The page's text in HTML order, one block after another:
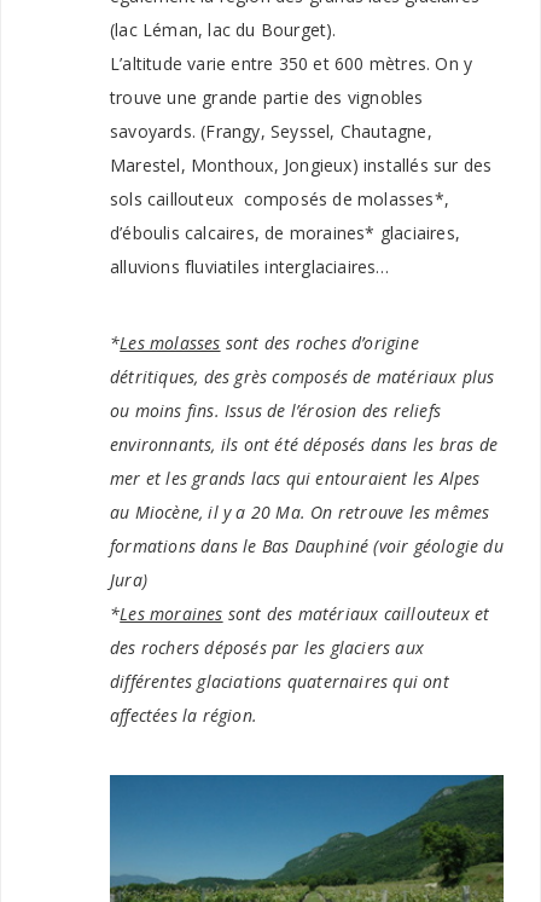
(lac Léman, lac du Bourget).
L’altitude varie entre 350 et 600 mètres. On y
trouve une grande partie des vignobles
savoyards. (Frangy, Seyssel, Chautagne,
Marestel, Monthoux, Jongieux) installés sur des
sols caillouteux composés de molasses*,
d’éboulis calcaires, de moraines* glaciaires,
alluvions fluviatiles interglaciaires…
*Les molasses sont des roches d’origine
détritiques, des grès composés de matériaux plus
ou moins fins. Issus de l’érosion des reliefs
environnants, ils ont été déposés dans les bras de
mer et les grands lacs qui entouraient les Alpes
au Miocène, il y a 20 Ma. On retrouve les mêmes
formations dans le Bas Dauphiné (voir géologie du
Jura)
*Les moraines sont des matériaux caillouteux et
des rochers déposés par les glaciers aux
différentes glaciations quaternaires qui ont
affectées la région.